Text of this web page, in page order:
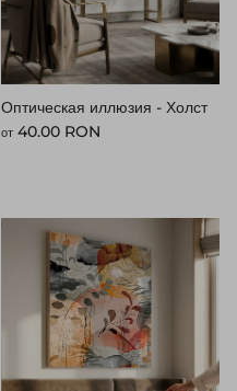
Оптическая иллюзия - Холст
Стандартная цена
от 40.00 RON